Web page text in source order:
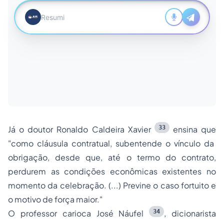
Já o doutor Ronaldo Caldeira Xavier 33 ensina que
"como cláusula contratual, subentende o vínculo da
obrigação, desde que, até o termo do contrato,
perdurem as condições econômicas existentes no
momento da celebração. (...) Previne o caso fortuito e
o motivo de força maior."
O professor carioca José Náufel 34
, dicionarista